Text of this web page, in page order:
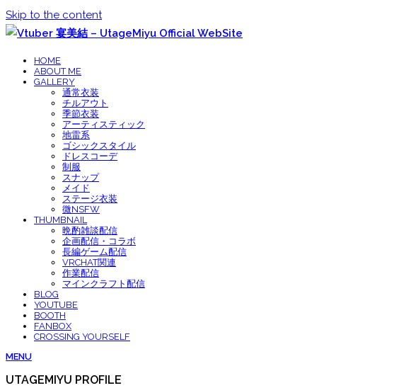
Skip to the content
HOME
ABOUT ME
GALLERY
通常衣装
チルアウト
季節衣装
アーティスティック
地雷系
ゴシックスタイル
ドレスコーデ
制服
スナップ
メイド
ステージ衣装
微NSFW
THUMBNAIL
晩酌雑談配信
企画配信・コラボ
長編ゲーム配信
VRCHAT関連
作業配信
マインクラフト配信
BLOG
YOUTUBE
BOOTH
FANBOX
CROSSING YOURSELF
MENU
UTAGEMIYU PROFILE